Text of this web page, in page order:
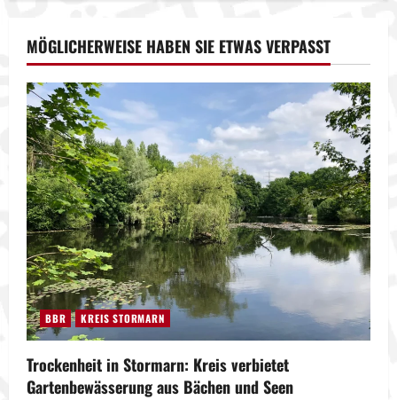
MÖGLICHERWEISE HABEN SIE ETWAS VERPASST
BBR KREIS STORMARN
Trockenheit in Stormarn: Kreis verbietet
Gartenbewässerung aus Bächen und Seen